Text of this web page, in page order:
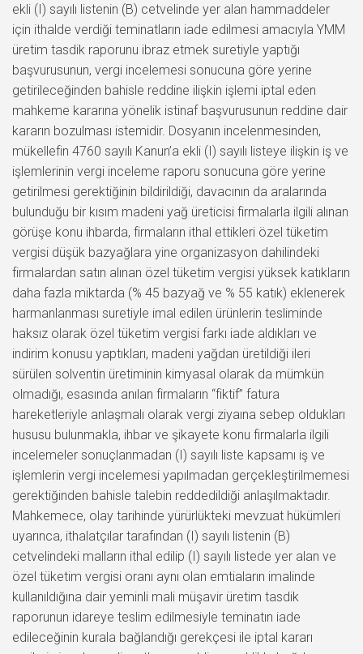
ekli (I) sayılı listenin (B) cetvelinde yer alan hammaddeler
için ithalde verdiği teminatların iade edilmesi amacıyla YMM
üretim tasdik raporunu ibraz etmek suretiyle yaptığı
başvurusunun, vergi incelemesi sonucuna göre yerine
getirileceğinden bahisle reddine ilişkin işlemi iptal eden
mahkeme kararına yönelik istinaf başvurusunun reddine dair
kararın bozulması istemidir. Dosyanın incelenmesinden,
mükellefin 4760 sayılı Kanun’a ekli (I) sayılı listeye ilişkin iş ve
işlemlerinin vergi inceleme raporu sonucuna göre yerine
getirilmesi gerektiğinin bildirildiği, davacının da aralarında
bulunduğu bir kısım madeni yağ üreticisi firmalarla ilgili alınan
görüşe konu ihbarda, firmaların ithal ettikleri özel tüketim
vergisi düşük bazyağlara yine organizasyon dahilindeki
firmalardan satın alınan özel tüketim vergisi yüksek katıkların
daha fazla miktarda (% 45 bazyağ ve % 55 katık) eklenerek
harmanlanması suretiyle imal edilen ürünlerin tesliminde
haksız olarak özel tüketim vergisi farkı iade aldıkları ve
indirim konusu yaptıkları, madeni yağdan üretildiği ileri
sürülen solventin üretiminin kimyasal olarak da mümkün
olmadığı, esasında anılan firmaların “fiktif” fatura
hareketleriyle anlaşmalı olarak vergi ziyaına sebep oldukları
hususu bulunmakla, ihbar ve şikayete konu firmalarla ilgili
incelemeler sonuçlanmadan (I) sayılı liste kapsamı iş ve
işlemlerin vergi incelemesi yapılmadan gerçekleştirilmemesi
gerektiğinden bahisle talebin reddedildiği anlaşılmaktadır.
Mahkemece, olay tarihinde yürürlükteki mevzuat hükümleri
uyarınca, ithalatçılar tarafından (I) sayılı listenin (B)
cetvelindeki malların ithal edilip (I) sayılı listede yer alan ve
özel tüketim vergisi oranı aynı olan emtiaların imalinde
kullanıldığına dair yeminli mali müşavir üretim tasdik
raporunun idareye teslim edilmesiyle teminatın iade
edileceğinin kurala bağlandığı gerekçesi ile iptal kararı